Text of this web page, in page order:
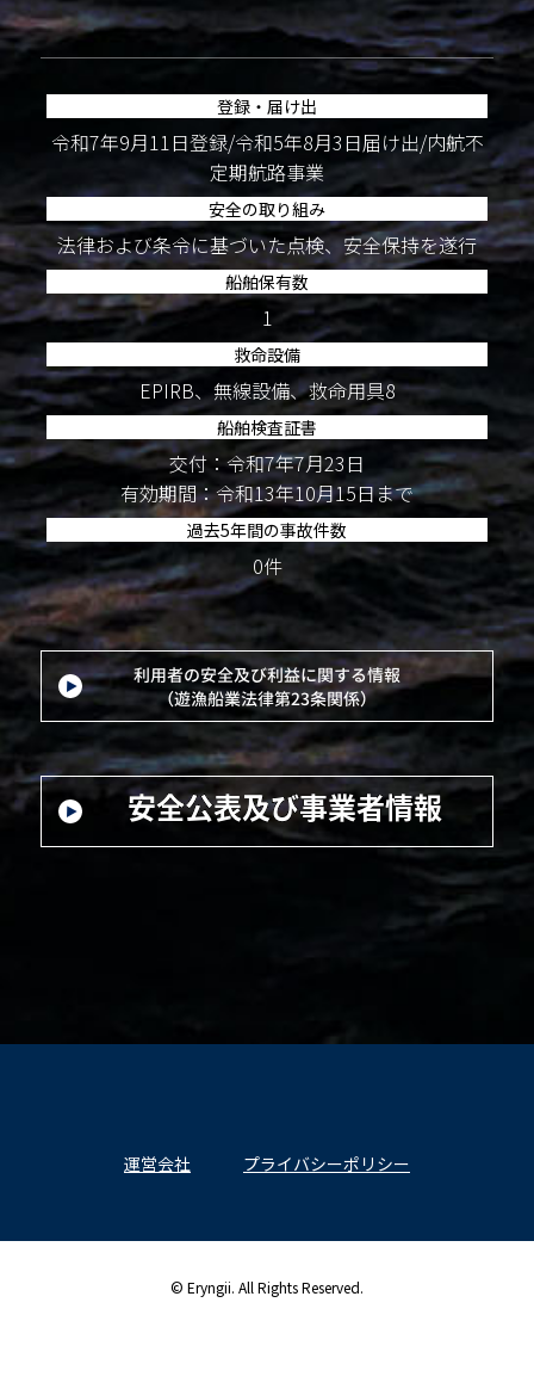
登録・届け出
令和7年9月11日登録/令和5年8月3日届け出/内航不
定期航路事業
安全の取り組み
法律および条令に基づいた点検、安全保持を遂行
船舶保有数
1
救命設備
EPIRB、無線設備、救命用具8
船舶検査証書
交付：令和7年7月23日
有効期間：令和13年10月15日まで
過去5年間の事故件数
0件
運営会社 プライバシーポリシー
© Eryngii. All Rights Reserved.